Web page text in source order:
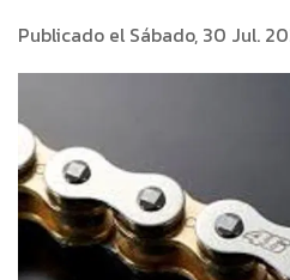
Publicado el Sábado, 30 Jul.